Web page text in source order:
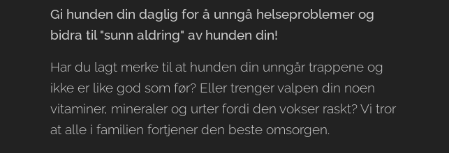
Gi hunden din daglig for å unngå helseproblemer og
bidra til "sunn aldring" av hunden din!
Har du lagt merke til at hunden din unngår trappene og
ikke er like god som før? Eller trenger valpen din noen
vitaminer, mineraler og urter fordi den vokser raskt? Vi tror
at alle i familien fortjener den beste omsorgen.